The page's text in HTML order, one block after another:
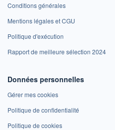
Conditions générales
Mentions légales et CGU
Politique d'exécution
Rapport de meilleure sélection 2024
Données personnelles
Gérer mes cookies
Politique de confidentialité
Politique de cookies